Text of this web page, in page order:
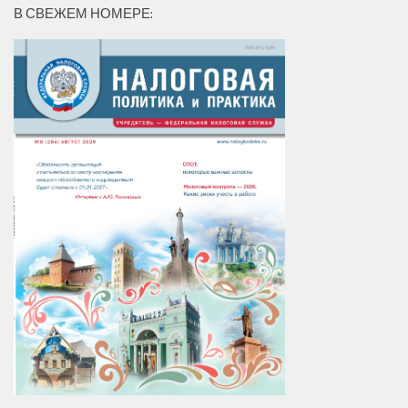
В СВЕЖЕМ НОМЕРЕ: